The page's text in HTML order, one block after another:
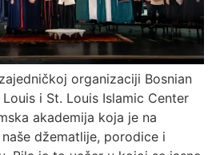
organizaciji Bosnian
i St. Louis Islamic Center
akademija koja je na
džematlije, porodice i